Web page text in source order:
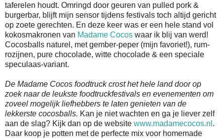
taferelen houdt. Omringd door geuren van pulled pork &
burgerbar, blijft mijn sensor tijdens festivals toch altijd gericht
op zoete gerechten. En deze keer was er een hele stand vol
kokosmakronen van Madame Cocos waar ik blij van werd!
Cocosballs naturel, met gember-peper (mijn favoriet!), rum-
rozijnen, pure chocolade, witte chocolade & een speciale
speculaas-variant.
De Madame Cocos foodtruck crost het hele land door op
zoek naar de leukste foodtruckfestivals en evenementen om
zoveel mogelijk liefhebbers te laten genieten van de
lekkerste cocosballs. Kan je niet wachten en ga je liever zelf
aan de slag? Kijk dan op de website www.madamecocos.nl .
Daar koop je potten met de perfecte mix voor homemade